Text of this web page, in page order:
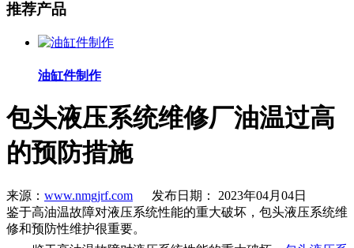
推荐产品
油缸件制作
包头液压系统维修厂油温过高
的预防措施
来源： www.nmgjrf.com 发布日期： 2023年04月04日
鉴于高油温故障对液压系统性能的重大破坏，包头液压系统维
修和预防性维护很重要。